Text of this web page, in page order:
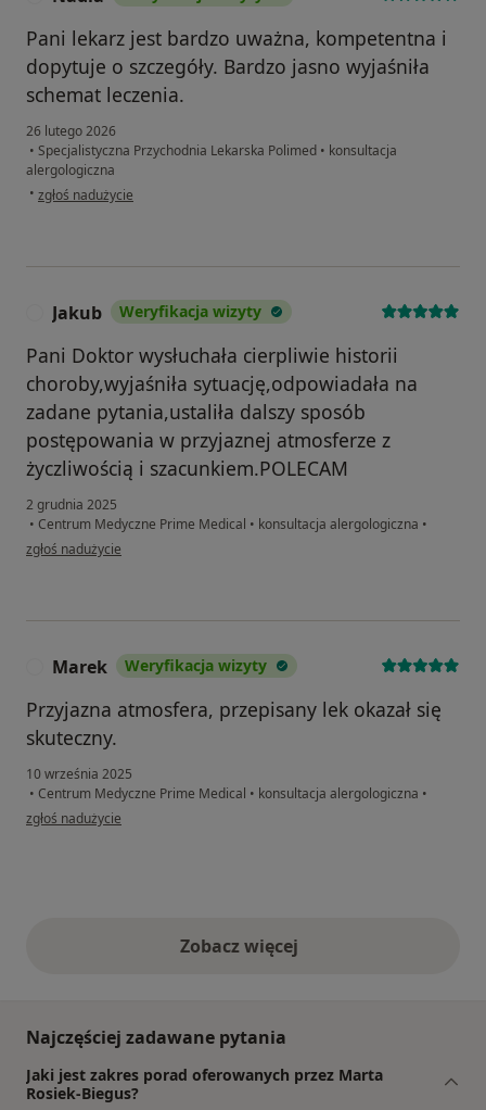
Pani lekarz jest bardzo uważna, kompetentna i
dopytuje o szczegóły. Bardzo jasno wyjaśniła
schemat leczenia.
26 lutego 2026
• Specjalistyczna Przychodnia Lekarska Polimed • konsultacja
alergologiczna
• w opinii użytkownika Nadia
zgłoś nadużycie
Jakub Weryfikacja wizyty
Pani Doktor wysłuchała cierpliwie historii
choroby,wyjaśniła sytuację,odpowiadała na
zadane pytania,ustaliła dalszy sposób
postępowania w przyjaznej atmosferze z
życzliwością i szacunkiem.POLECAM
2 grudnia 2025
• Centrum Medyczne Prime Medical • konsultacja alergologiczna •
w opinii użytkownika Jakub
zgłoś nadużycie
Marek Weryfikacja wizyty
Przyjazna atmosfera, przepisany lek okazał się
skuteczny.
10 września 2025
• Centrum Medyczne Prime Medical • konsultacja alergologiczna •
w opinii użytkownika Marek
zgłoś nadużycie
Zobacz więcejopinie powyżej
Najczęściej zadawane pytania
Jaki jest zakres porad oferowanych przez Marta
Rosiek-Biegus?